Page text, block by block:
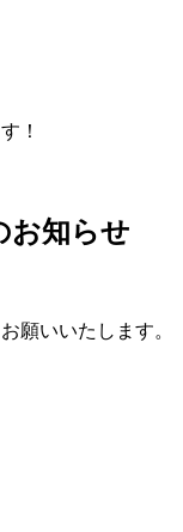
！
知らせ
願いいたします。